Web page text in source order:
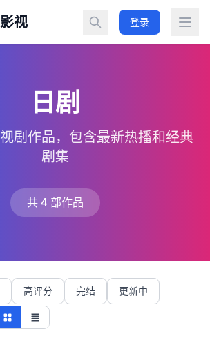
视 登录
日剧
剧作品，包含最新热播和经典
剧集
共 4 部作品
高评分 完结 更新中